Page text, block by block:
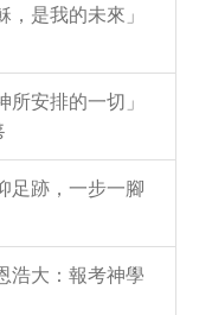
是我的未來」
安排的一切」
足跡，一步一腳
浩大：報考神學